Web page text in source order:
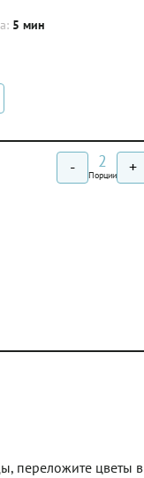
5 мин
- 2
Порции +
переложите цветы в